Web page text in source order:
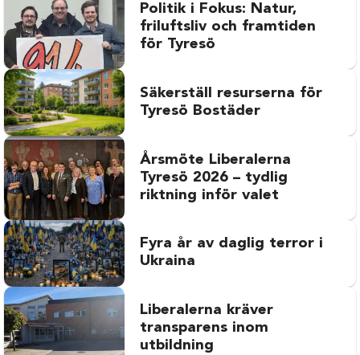
Politik i Fokus: Natur,
friluftsliv och framtiden
för Tyresö
Säkerställ resurserna för
Tyresö Bostäder
Årsmöte Liberalerna
Tyresö 2026 – tydlig
riktning inför valet
Fyra år av daglig terror i
Ukraina
Liberalerna kräver
transparens inom
utbildning